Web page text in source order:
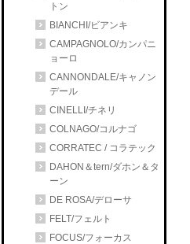
トン
BIANCHI/ビアンキ
CAMPAGNOLO/カンパニ
ョーロ
CANNONDALE/キャノン
デール
CINELLI/チネリ
COLNAGO/コルナゴ
CORRATEC / コラテック
DAHON＆tern/ダホン＆タ
ーン
DE ROSA/デローサ
FELT/フェルト
FOCUS/フォーカス